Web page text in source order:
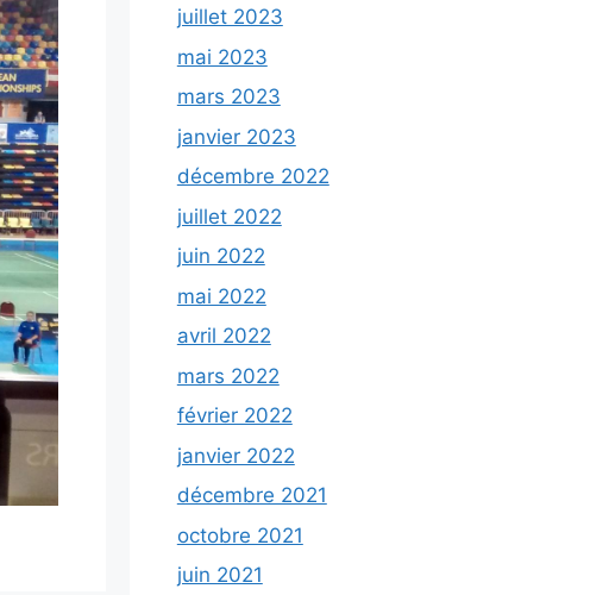
juillet 2023
mai 2023
mars 2023
janvier 2023
décembre 2022
juillet 2022
juin 2022
mai 2022
avril 2022
mars 2022
février 2022
janvier 2022
décembre 2021
octobre 2021
juin 2021